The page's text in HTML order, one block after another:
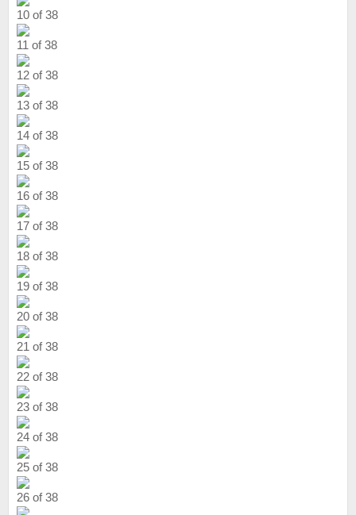
10 of 38
11 of 38
12 of 38
13 of 38
14 of 38
15 of 38
16 of 38
17 of 38
18 of 38
19 of 38
20 of 38
21 of 38
22 of 38
23 of 38
24 of 38
25 of 38
26 of 38